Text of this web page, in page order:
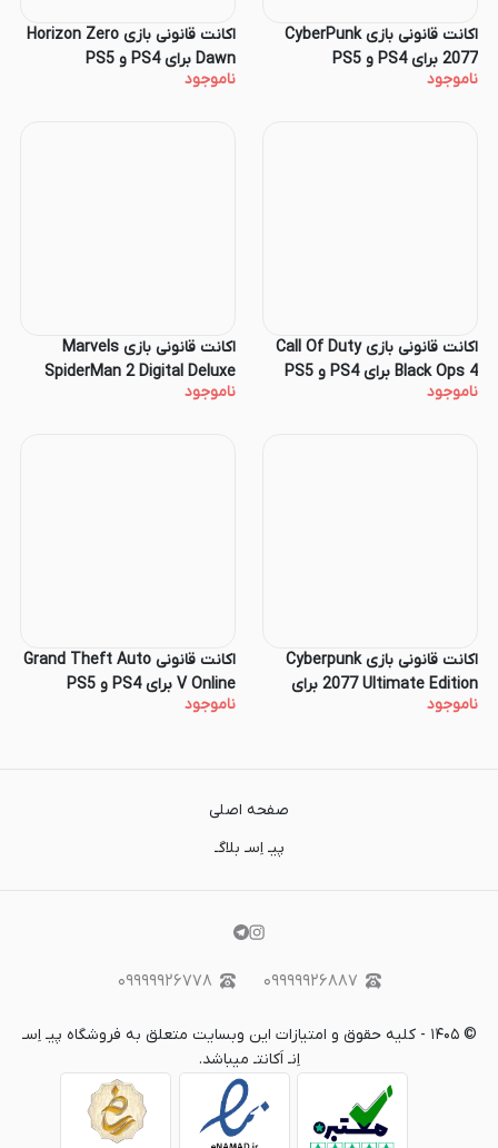
اکانت قانونی بازی CyberPunk
2077 برای PS4 و PS5
ناموجود
اکانت قانونی بازی Horizon Zero
Dawn برای PS4 و PS5
ناموجود
اکانت قانونی بازی Call Of Duty
Black Ops 4 برای PS4 و PS5
ناموجود
اکانت قانونی بازی Marvels
SpiderMan 2 Digital Deluxe
Edition برای کنسول PS5
ناموجود
اکانت قانونی بازی Cyberpunk
2077 Ultimate Edition برای
کنسول PS4 و PS4
ناموجود
اکانت قانونی Grand Theft Auto
V Online برای PS4 و PS5
ناموجود
صفحه اصلی
پیـ اِسـ بلاگـ
۰۹۹۹۹۹۲۶۸۸۷ ۰۹۹۹۹۹۲۶۷۷۸
©۱۴۰۵ - کلیه حقوق و امتیازات این وبسایت متعلق به فروشگاه پیـ اِسـ
اِنـ اَکانتـ میباشد.